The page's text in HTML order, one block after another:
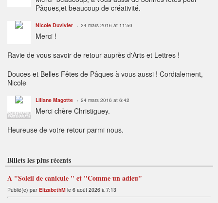
Pâques,et beaucoup de créativité.
Nicole Duvivier 24 mars 2016 at 11:50
Merci !
Ravie de vous savoir de retour auprès d'Arts et Lettres !
Douces et Belles Fêtes de Pâques à vous aussi ! Cordialement,
Nicole
ADMINISTRATEUR
PARTENARIATS
Liliane Magotte 24 mars 2016 at 6:42
Merci chère Christiguey.
Heureuse de votre retour parmi nous.
Billets les plus récents
A "Soleil de canicule " et "Comme un adieu"
Publié(e) par ElizabethM le 6 août 2026 à 7:13